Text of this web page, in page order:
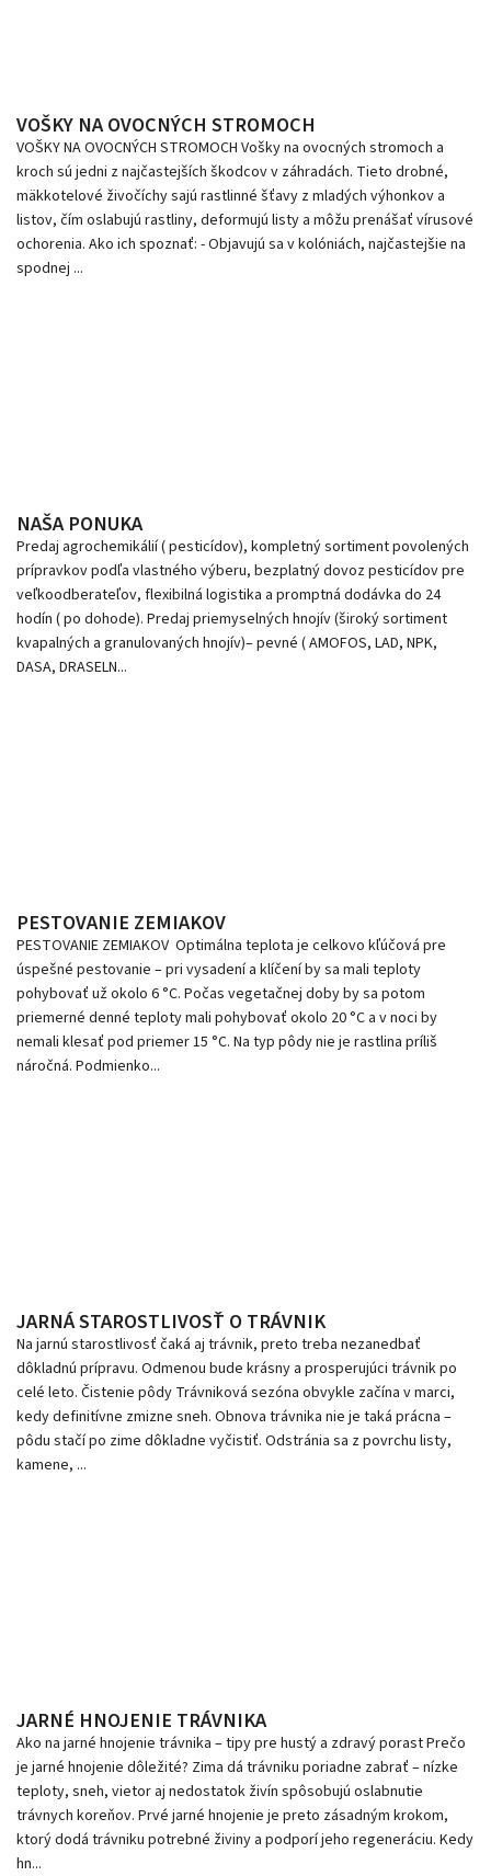
VOŠKY NA OVOCNÝCH STROMOCH
VOŠKY NA OVOCNÝCH STROMOCH Vošky na ovocných stromoch a
kroch sú jedni z najčastejších škodcov v záhradách. Tieto drobné,
mäkkotelové živočíchy sajú rastlinné šťavy z mladých výhonkov a
listov, čím oslabujú rastliny, deformujú listy a môžu prenášať vírusové
ochorenia. Ako ich spoznať: - Objavujú sa v kolóniách, najčastejšie na
spodnej ...
NAŠA PONUKA
Predaj agrochemikálií ( pesticídov), kompletný sortiment povolených
prípravkov podľa vlastného výberu, bezplatný dovoz pesticídov pre
veľkoodberateľov, flexibilná logistika a promptná dodávka do 24
hodín ( po dohode). Predaj priemyselných hnojív (široký sortiment
kvapalných a granulovaných hnojív)– pevné ( AMOFOS, LAD, NPK,
DASA, DRASELN...
PESTOVANIE ZEMIAKOV
PESTOVANIE ZEMIAKOV Optimálna teplota je celkovo kľúčová pre
úspešné pestovanie – pri vysadení a klíčení by sa mali teploty
pohybovať už okolo 6 °C. Počas vegetačnej doby by sa potom
priemerné denné teploty mali pohybovať okolo 20 °C a v noci by
nemali klesať pod priemer 15 °C. Na typ pôdy nie je rastlina príliš
náročná. Podmienko...
JARNÁ STAROSTLIVOSŤ O TRÁVNIK
Na jarnú starostlivosť čaká aj trávnik, preto treba nezanedbať
dôkladnú prípravu. Odmenou bude krásny a prosperujúci trávnik po
celé leto. Čistenie pôdy Trávniková sezóna obvykle začína v marci,
kedy definitívne zmizne sneh. Obnova trávnika nie je taká prácna –
pôdu stačí po zime dôkladne vyčistiť. Odstránia sa z povrchu listy,
kamene, ...
JARNÉ HNOJENIE TRÁVNIKA
Ako na jarné hnojenie trávnika – tipy pre hustý a zdravý porast Prečo
je jarné hnojenie dôležité? Zima dá trávniku poriadne zabrať – nízke
teploty, sneh, vietor aj nedostatok živín spôsobujú oslabnutie
trávnych koreňov. Prvé jarné hnojenie je preto zásadným krokom,
ktorý dodá trávniku potrebné živiny a podporí jeho regeneráciu. Kedy
hn...